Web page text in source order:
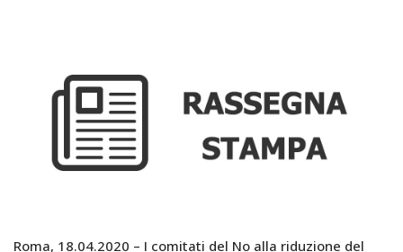
Roma, 18.04.2020 – I comitati del No alla riduzione del